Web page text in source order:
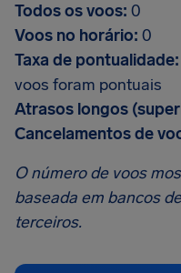
Todos os voos: 0
Voos no horário: 0
Taxa de pontualidade:
voos foram pontuais
Atrasos longos
Cancelamentos de
O número de voos
baseada em bancos
terceiros.